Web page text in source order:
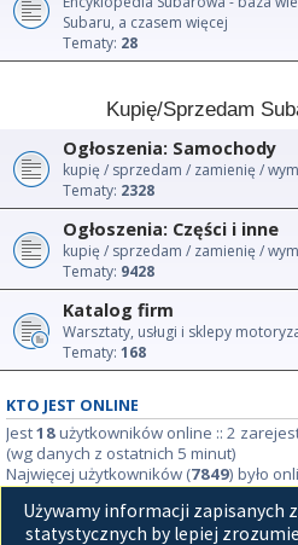
Subaru, a czasem więcej
Tematy: 28
Kupię/Sprzedam
Ogłoszenia: Samochody
kupię / sprzedam / zamienię /
Tematy: 2328
Ogłoszenia: Części i inne
kupię / sprzedam / zamienię /
Tematy: 9428
Katalog firm
Warsztaty, usługi i sklepy
Tematy: 168
KTO JEST ONLINE
Jest18użytkowników online :: 2
(wg danych z ostatnich 5 minut)
Najwięcej użytkowników (7849) było
STATYSTYKI
Używamy informacji zapisanych
statystycznych by lepiej